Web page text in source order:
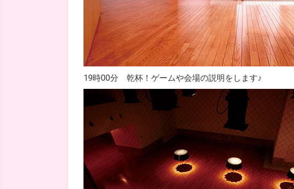
19時00分 乾杯！ゲームや会場の説明をします♪